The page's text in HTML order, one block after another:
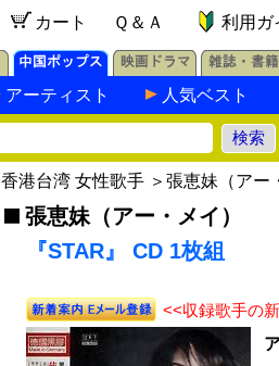
カート Ｑ＆Ａ 利用ガ
アーティスト 人気ベスト
香港台湾 女性歌手 ＞ 張恵妹（アー
張恵妹（アー・メイ）
『STAR』 CD 1枚組
<<収録歌手の